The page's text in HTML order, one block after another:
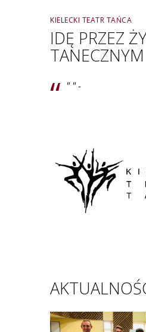
KIELECKI TEATR TAŃCA
IDĘ PRZEZ
" " -